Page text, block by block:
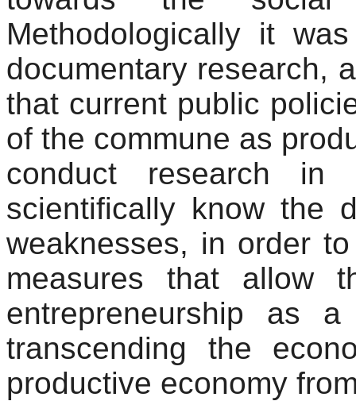
Methodologically it
documentary research,
that current public
of the commune as
conduct research
scientifically know the
weaknesses, in order
measures that allow
entrepreneurship as
transcending the
productive economy